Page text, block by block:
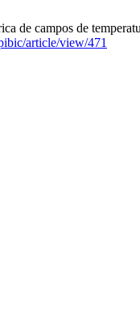
de campos de
article/view/471